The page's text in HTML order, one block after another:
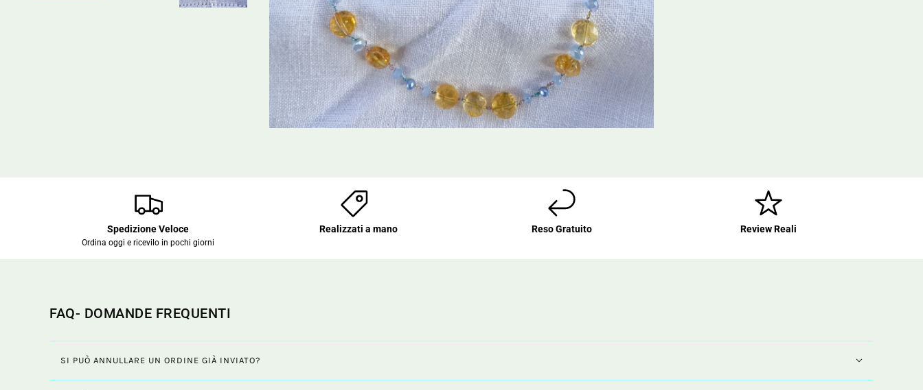
Spedizione Veloce
Ordina oggi e ricevilo in pochi giorni
Realizzati a mano Reso Gratuito Review Reali
FAQ- DOMANDE FREQUENTI
SI PUÒ ANNULLARE UN ORDINE GIÀ INVIATO?